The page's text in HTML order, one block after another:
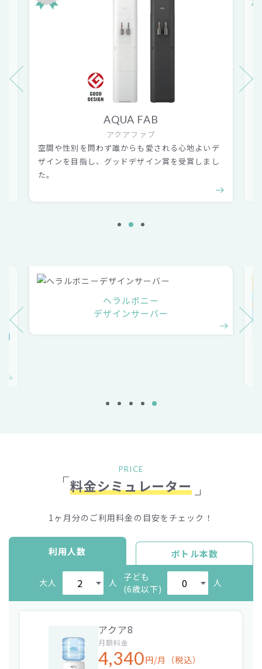
AQUA FAB
アクアファブ
空間や性別を問わず誰からも愛される心地よいデ
ザインを目指し、グッドデザイン賞を受賞しまし
た。
ヘラルボニー
デザインサーバー
PRICE
料金シミュレーター
1ヶ月分のご利用料金の目安をチェック！
利用人数 ボトル本数
大人 人
子ども
(6歳以下)
人
アクア8
月額料金
4,340円/月（税込）